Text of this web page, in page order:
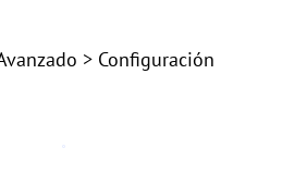
> Configuración